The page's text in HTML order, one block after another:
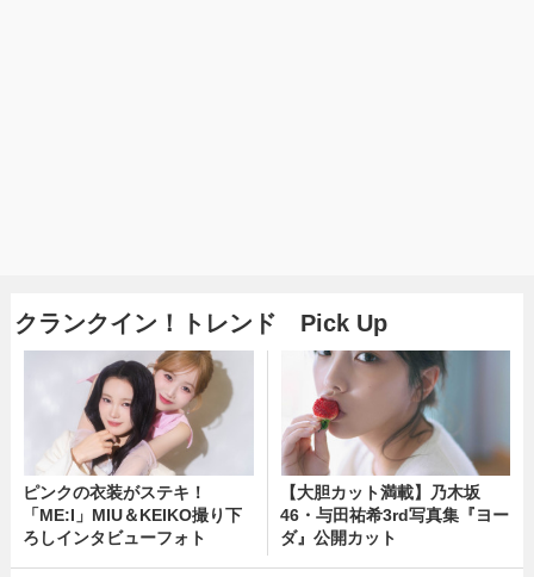
クランクイン！トレンド Pick Up
ピンクの衣装がステキ！
「ME:I」MIU＆KEIKO撮り下
ろしインタビューフォト
【大胆カット満載】乃木坂
46・与田祐希3rd写真集『ヨー
ダ』公開カット